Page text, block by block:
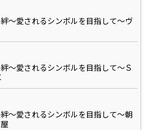
～愛されるシンボルを目指して～ヴ
～愛されるシンボルを目指して～Ｓ
～愛されるシンボルを目指して～朝